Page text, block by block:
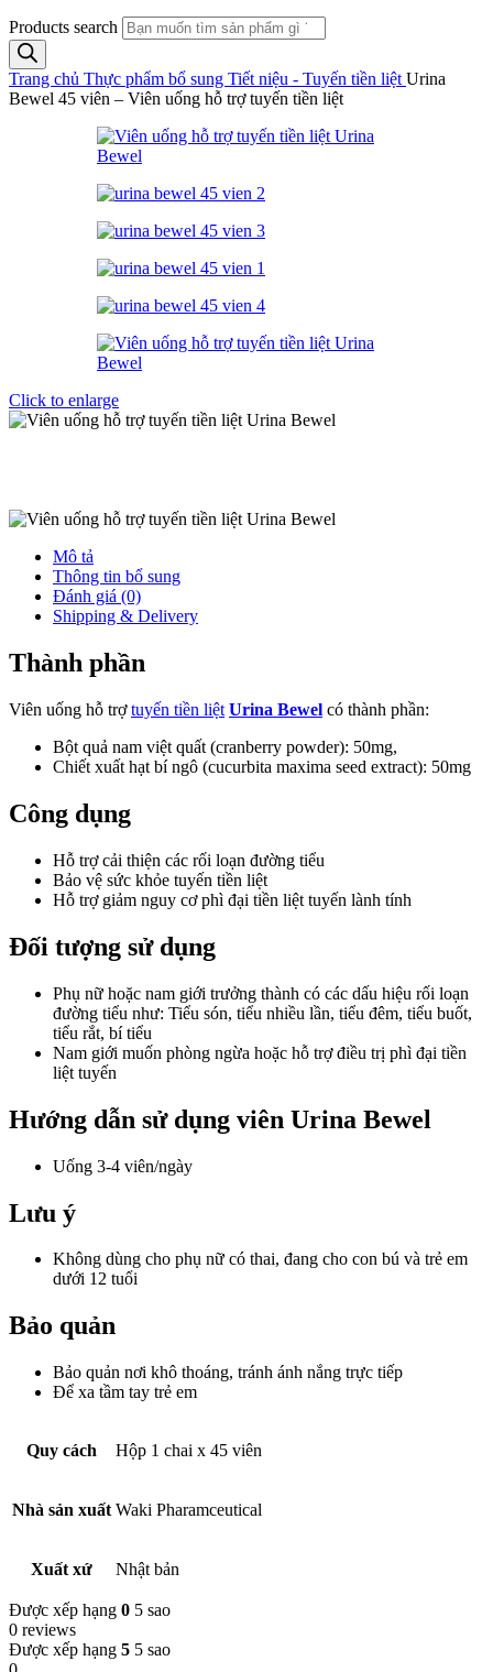
Products search
Trang chủ Thực phẩm bổ sung Tiết niệu - Tuyến tiền liệt Urina
Bewel 45 viên – Viên uống hỗ trợ tuyến tiền liệt
Click to enlarge
Mô tả
Thông tin bổ sung
Đánh giá (0)
Shipping & Delivery
Thành phần
Viên uống hỗ trợtuyến tiền liệt Urina Bewel có thành phần:
Bột quả nam việt quất (cranberry powder): 50mg,
Chiết xuất hạt bí ngô (cucurbita maxima seed extract): 50mg
Công dụng
Hỗ trợ cải thiện các rối loạn đường tiểu
Bảo vệ sức khỏe tuyến tiền liệt
Hỗ trợ giảm nguy cơ phì đại tiền liệt tuyến lành tính
Đối tượng sử dụng
Phụ nữ hoặc nam giới trưởng thành có các dấu hiệu rối loạn
đường tiểu như: Tiểu són, tiểu nhiều lần, tiểu đêm, tiểu buốt,
tiểu rắt, bí tiểu
Nam giới muốn phòng ngừa hoặc hỗ trợ điều trị phì đại tiền
liệt tuyến
Hướng dẫn sử dụng viên Urina Bewel
Uống 3-4 viên/ngày
Lưu ý
Không dùng cho phụ nữ có thai, đang cho con bú và trẻ em
dưới 12 tuổi
Bảo quản
Bảo quản nơi khô thoáng, tránh ánh nắng trực tiếp
Để xa tầm tay trẻ em
Quy cách Hộp 1 chai x 45 viên
Nhà sản xuất Waki Pharamceutical
Xuất xứ Nhật bản
Được xếp hạng 0 5 sao
0 reviews
Được xếp hạng 5 5 sao